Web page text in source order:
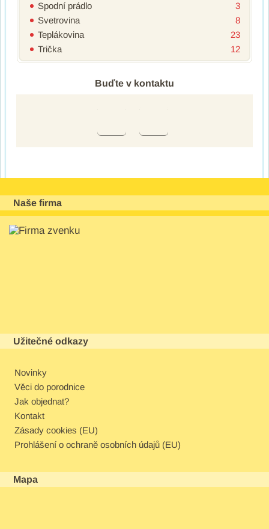
Spodní prádlo
3
Svetrovina
8
Teplákovina
23
Trička
12
Buďte v kontaktu
Naše firma
Užitečné odkazy
Novinky
Věci do porodnice
Jak objednat?
Kontakt
Zásady cookies (EU)
Prohlášení o ochraně osobních údajů (EU)
Mapa